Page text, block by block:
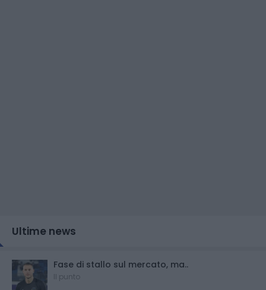
Ultime news
Fase di stallo sul mercato, ma..
Il punto